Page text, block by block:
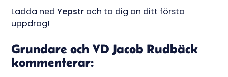
Ladda nedYepstr och ta dig an ditt första
uppdrag!
Grundare och VD Jacob Rudbäck
kommenterar: